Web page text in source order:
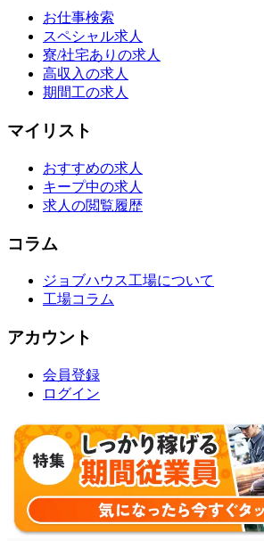
お仕事検索
スペシャル求人
寮/社宅ありの求人
高収入の求人
期間工の求人
マイリスト
おすすめの求人
キープ中の求人
求人の閲覧履歴
コラム
ジョブハウス工場について
工場コラム
アカウント
会員登録
ログイン